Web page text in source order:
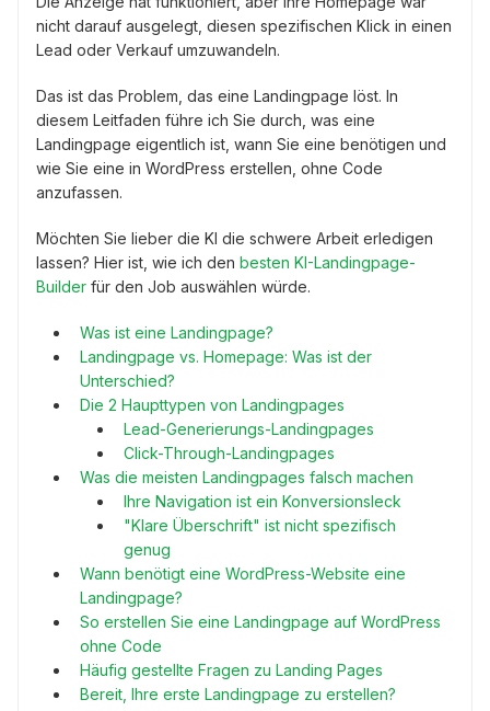
nicht darauf ausgelegt, diesen spezifischen Klick in einen
Lead oder Verkauf umzuwandeln.
Das ist das Problem, das eine Landingpage löst. In
diesem Leitfaden führe ich Sie durch, was eine
Landingpage eigentlich ist, wann Sie eine benötigen und
wie Sie eine in WordPress erstellen, ohne Code
anzufassen.
Möchten Sie lieber die KI die schwere Arbeit erledigen
lassen? Hier ist, wie ich den besten KI-Landingpage-
Builder für den Job auswählen würde.
Was ist eine Landingpage?
Landingpage vs. Homepage: Was ist der
Unterschied?
Die 2 Haupttypen von Landingpages
Lead-Generierungs-Landingpages
Click-Through-Landingpages
Was die meisten Landingpages falsch machen
Ihre Navigation ist ein Konversionsleck
"Klare Überschrift" ist nicht spezifisch
genug
Wann benötigt eine WordPress-Website eine
Landingpage?
So erstellen Sie eine Landingpage auf WordPress
ohne Code
Häufig gestellte Fragen zu Landing Pages
Bereit, Ihre erste Landingpage zu erstellen?